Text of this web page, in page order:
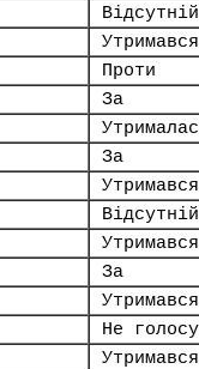
Відсутній
Утримався
Проти
За
За
Утримався
Відсутній
Утримався
За
Утримався
Не
Утримався